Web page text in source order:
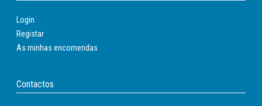
Login
Registar
As minhas encomendas
Contactos